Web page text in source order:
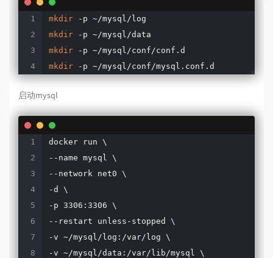
mkdir
mkdir
mkdir
mkdir -p ~/mysql/conf/mysql.conf.d
启动mysql
docker run \
--name mysql \
--network net0 \
-d \
-p 3306:3306 \
--restart unless-stopped \
-v ~/mysql/log:/var/log \
-v ~/mysql/data:/var/lib/mysql \